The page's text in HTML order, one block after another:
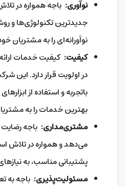
نوآوری: باجه همواره در
جدیدترین تکنولوژی‌ها و
نوآورانه‌ای را به مشتریان
کیفیت: کیفیت خدمات
در اولویت قرار دارد. این
باتجربه و استفاده از
بهترین خدمات را به
مشتری‌مداری: باجه رضایت
می‌دهد و همواره در تلاش
پشتیبانی مناسب، به
مسئولیت‌پذیری: باجه به